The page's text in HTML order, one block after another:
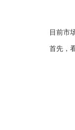
目前市场
首先，看